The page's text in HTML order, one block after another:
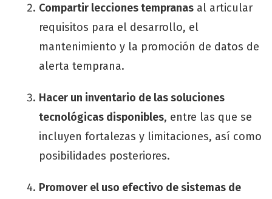
Compartir lecciones tempranas al articular
requisitos para el desarrollo, el
mantenimiento y la promoción de datos de
alerta temprana.
Hacer un inventario de las soluciones
tecnológicas disponibles, entre las que se
incluyen fortalezas y limitaciones, así como
posibilidades posteriores.
Promover el uso efectivo de sistemas de